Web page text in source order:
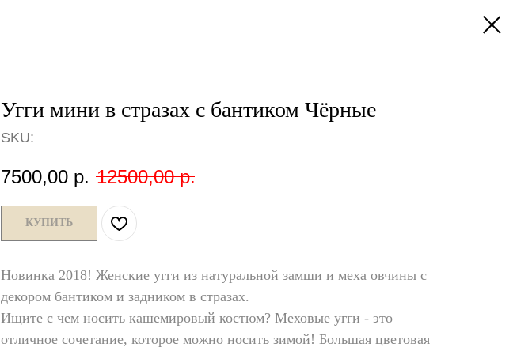
Угги мини в стразах с бантиком Чёрные
SKU:
7500,00 р. 12500,00 р.
КУПИТЬ
Новинка 2018! Женские угги из натуральной замши и меха овчины с
декором бантиком и задником в стразах.
Ищите с чем носить кашемировый костюм? Меховые угги - это
отличное сочетание, которое можно носить зимой! Большая цветовая